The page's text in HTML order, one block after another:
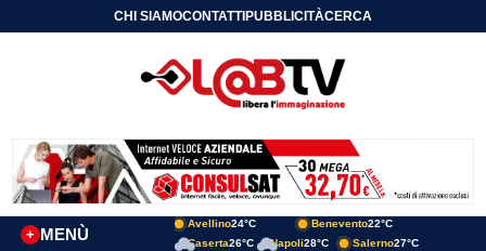
CHI SIAMOCONTATTIPUBBLICITÀCERCA
MENÙ
+
Avellino24°C Benevento22°C
Caserta26°C Napoli28°C Salerno27°C